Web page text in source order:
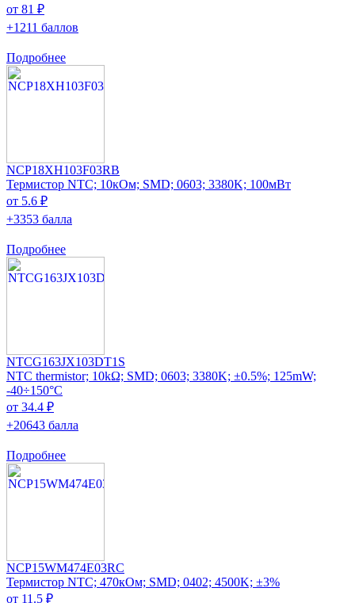
от 81 ₽
+1211 баллов
Подробнее
NCP18XH103F03RB
Термистор NTC; 10кОм; SMD; 0603; 3380K; 100мВт
от 5.6 ₽
+3353 балла
Подробнее
NTCG163JX103DT1S
NTC thermistor; 10kΩ; SMD; 0603; 3380K; ±0.5%; 125mW;
-40÷150°C
от 34.4 ₽
+20643 балла
Подробнее
NCP15WM474E03RC
Термистор NTC; 470кОм; SMD; 0402; 4500K; ±3%
от 11.5 ₽